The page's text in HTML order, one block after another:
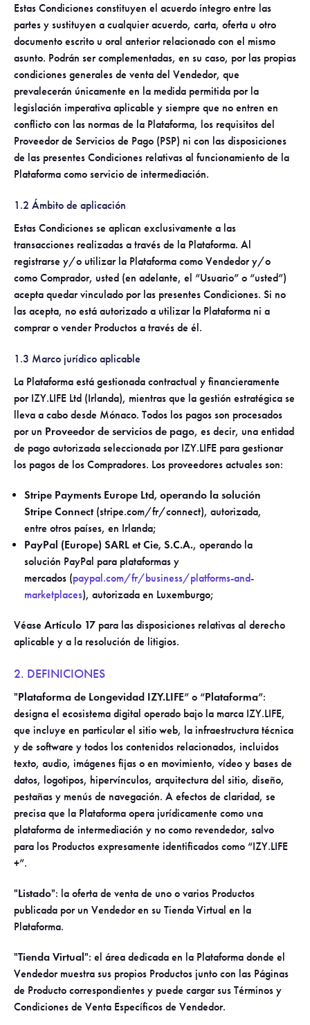
Estas Condiciones constituyen el acuerdo íntegro entre las
partes y sustituyen a cualquier acuerdo, carta, oferta u otro
documento escrito u oral anterior relacionado con el mismo
asunto. Podrán ser complementadas, en su caso, por las propias
condiciones generales de venta del Vendedor, que
prevalecerán únicamente en la medida permitida por la
legislación imperativa aplicable y siempre que no entren en
conflicto con las normas de la Plataforma, los requisitos del
Proveedor de Servicios de Pago (PSP) ni con las disposiciones
de las presentes Condiciones relativas al funcionamiento de la
Plataforma como servicio de intermediación.
1.2 Ámbito de aplicación
Estas Condiciones se aplican exclusivamente a las
transacciones realizadas a través de la Plataforma. Al
registrarse y/o utilizar la Plataforma como Vendedor y/o
como Comprador, usted (en adelante, el “Usuario” o “usted”)
acepta quedar vinculado por las presentes Condiciones. Si no
las acepta, no está autorizado a utilizar la Plataforma ni a
comprar o vender Productos a través de él.
1.3 Marco jurídico aplicable
La Plataforma está gestionada contractual y financieramente
por IZY.LIFE Ltd (Irlanda), mientras que la gestión estratégica se
lleva a cabo desde Mónaco. Todos los pagos son procesados
por un Proveedor de servicios de pago, es decir, una entidad
de pago autorizada seleccionada por IZY.LIFE para gestionar
los pagos de los Compradores. Los proveedores actuales son:
Stripe Payments Europe Ltd, operando la solución
Stripe Connect(stripe.com/fr/connect), autorizada,
entre otros países, en Irlanda;
PayPal (Europe) SARL et Cie, S.C.A., operando la
solución PayPal para plataformas y
mercados (paypal.com/fr/business/platforms-and-
marketplaces), autorizada en Luxemburgo;
Véase Artículo 17 para las disposiciones relativas al derecho
aplicable y a la resolución de litigios.
2. DEFINICIONES
"Plataforma de Longevidad IZY.LIFE” o “Plataforma”:
designa el ecosistema digital operado bajo la marca IZY.LIFE,
que incluye en particular el sitio web, la infraestructura técnica
y de software y todos los contenidos relacionados, incluidos
texto, audio, imágenes fijas o en movimiento, vídeo y bases de
datos, logotipos, hipervínculos, arquitectura del sitio, diseño,
pestañas y menús de navegación. A efectos de claridad, se
precisa que la Plataforma opera jurídicamente como una
plataforma de intermediación y no como revendedor, salvo
para los Productos expresamente identificados como “IZY.LIFE
+”.
"Listado": la oferta de venta de uno o varios Productos
publicada por un Vendedor en su Tienda Virtual en la
Plataforma.
"Tienda Virtual": el área dedicada en la Plataforma donde el
Vendedor muestra sus propios Productos junto con las Páginas
de Producto correspondientes y puede cargar sus Términos y
Condiciones de Venta Específicos de Vendedor.